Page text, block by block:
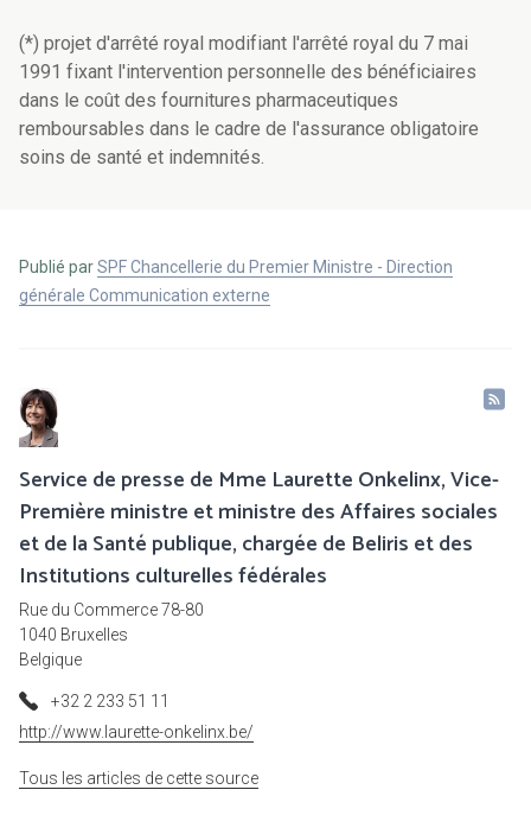
(*) projet d'arrêté royal modifiant l'arrêté royal du 7 mai
1991 fixant l'intervention personnelle des bénéficiaires
dans le coût des fournitures pharmaceutiques
remboursables dans le cadre de l'assurance obligatoire
soins de santé et indemnités.
Publié parSPF Chancellerie du Premier Ministre - Direction
générale Communication externe
Service de presse de Mme Laurette Onkelinx, Vice-
Première ministre et ministre des Affaires sociales
et de la Santé publique, chargée de Beliris et des
Institutions culturelles fédérales
Rue du Commerce 78-80
1040 Bruxelles
Belgique
+32 2 233 51 11
http://www.laurette-onkelinx.be/
Tous les articles de cette source